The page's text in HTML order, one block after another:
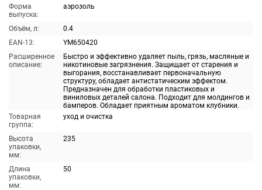
Форма
выпуска:
аэрозоль
Объём, л:
0.4
EAN-13:
YM650420
Расширенное
описание:
Быстро и эффективно удаляет пыль, грязь, масляные и
никотиновые загрязнения. Защищает от старения и
выгорания, восстанавливает первоначальную
структуру, обладает антистатическим эффектом.
Предназначен для обработки пластиковых и
виниловых деталей салона. Подходит для молдингов и
бамперов. Обладает приятным ароматом клубники.
Товарная
группа:
уход и очистка
Высота
упаковки,
мм:
235
Длина
упаковки,
мм:
50